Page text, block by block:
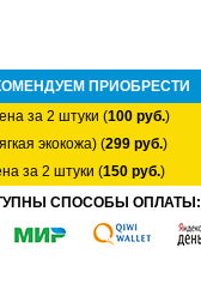
ПРИОБРЕСТИ
за 2 штуки (100 руб.)
экокожа) (299 руб.)
за 2 штуки (150 руб.)
СПОСОБЫ ОПЛАТЫ: